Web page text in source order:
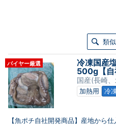
類
バイヤー厳選
冷凍国産
500g【自
国産(長崎
加熱用 冷
【魚ポチ自社開発商品】産地から